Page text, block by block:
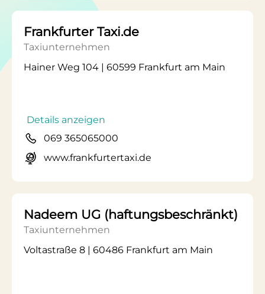
Frankfurter Taxi.de
Taxiunternehmen
Hainer Weg 104 | 60599 Frankfurt am Main
Details anzeigen
069 365065000
www.frankfurtertaxi.de
Nadeem UG (haftungsbeschränkt)
Taxiunternehmen
Voltastraße 8 | 60486 Frankfurt am Main